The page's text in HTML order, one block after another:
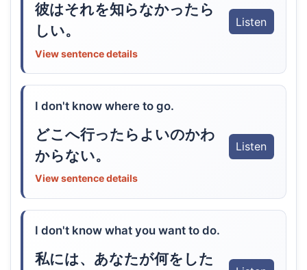
彼はそれを知らなかったら
しい。
Listen
View sentence details
I don't know where to go.
どこへ行ったらよいのかわ
からない。
Listen
View sentence details
I don't know what you want to do.
私には、あなたが何をした